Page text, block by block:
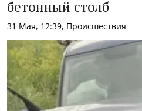
бетонный столб
31 Мая, 12:39, Происшествия